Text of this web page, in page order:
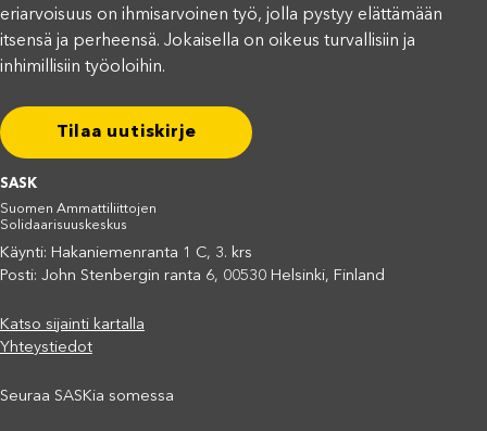
eriarvoisuus on ihmisarvoinen työ, jolla pystyy elättämään
itsensä ja perheensä. Jokaisella on oikeus turvallisiin ja
inhimillisiin työoloihin.
Tilaa uutiskirje
SASK
Suomen Ammattiliittojen
Solidaarisuuskeskus
Käynti: Hakaniemenranta 1 C, 3. krs
Posti: John Stenbergin ranta 6, 00530 Helsinki, Finland
Katso sijainti kartalla
Yhteystiedot
Seuraa SASKia somessa